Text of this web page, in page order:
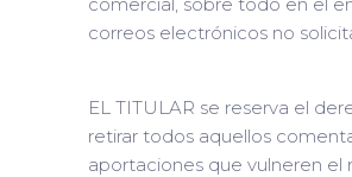
correos electrónicos no
EL TITULAR se reserva el
retirar todos aquellos
aportaciones que vulneren el